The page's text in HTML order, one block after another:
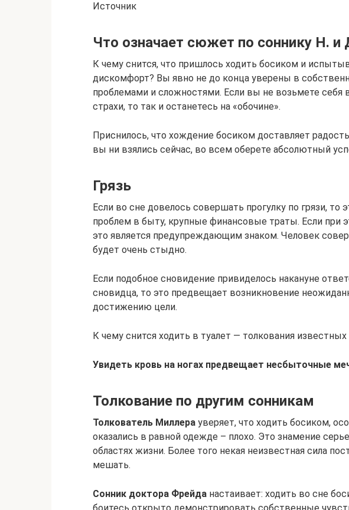
Источник
Что означает сюжет по соннику Н.
К чему снится, что пришлось ходить босиком и
дискомфорт? Вы явно не до конца уверены в
проблемами и сложностями. Если вы не возьмете себя
страхи, то так и останетесь на «обочине».
Приснилось, что хождение босиком доставляет
вы ни взялись сейчас, во всем оберете абсолютный
Грязь
Если во сне довелось совершать прогулку по грязи, то
проблем в быту, крупные финансовые траты. Если при
это является предупреждающим знаком. Человек
будет очень стыдно.
Если подобное сновидение привиделось накануне
сновидца, то это предвещает возникновение
достижению цели.
К чему снится ходить в туалет — толкования
Увидеть кровь на ногах предвещает несбыточные
Толкование по другим сонникам
Толкователь Миллера уверяет, что ходить босиком,
оказались в равной одежде – плохо. Это знамение
областях жизни. Более того некая неизвестная сила
мешать.
Сонник доктора Фрейда настаивает: ходить во сне